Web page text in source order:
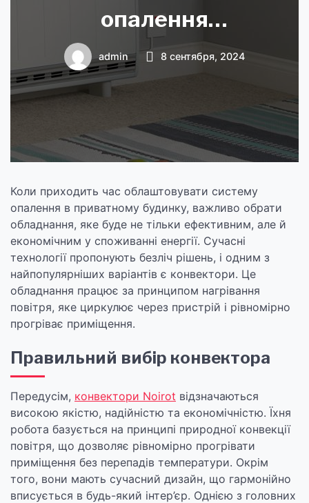
опалення
приватних
будинків
admin 8 сентября, 2024
Коли приходить час облаштовувати систему
опалення в приватному будинку, важливо обрати
обладнання, яке буде не тільки ефективним, але й
економічним у споживанні енергії. Сучасні
технології пропонують безліч рішень, і одним з
найпопулярніших варіантів є конвектори. Це
обладнання працює за принципом нагрівання
повітря, яке циркулює через пристрій і рівномірно
прогріває приміщення.
Правильний вибір конвектора
Передусім, конвектори Noirot відзначаються
високою якістю, надійністю та економічністю. Їхня
робота базується на принципі природної конвекції
повітря, що дозволяє рівномірно прогрівати
приміщення без перепадів температури. Окрім
того, вони мають сучасний дизайн, що гармонійно
вписується в будь-який інтер’єр. Однією з головних